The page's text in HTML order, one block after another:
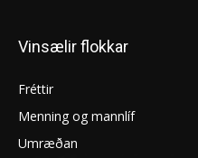
Vinsælir flokkar
Fréttir
Menning og mannlíf
Umræðan